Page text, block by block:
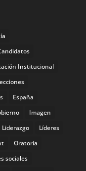
Institucional
España
Imagen
Liderazgo
Líderes
Oratoria
sociales